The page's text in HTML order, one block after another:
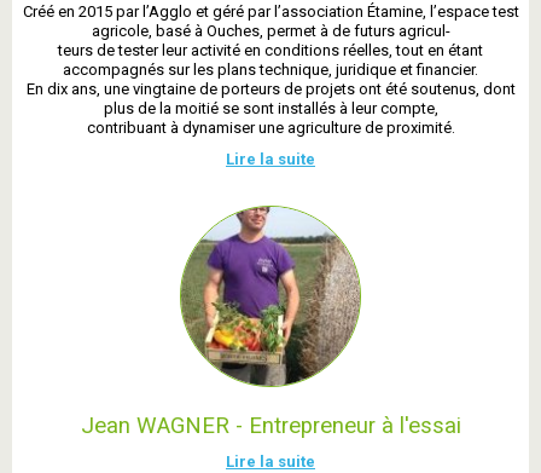
Créé en 2015 par l’Agglo et géré par l’association Étamine, l’espace test
agricole, basé à Ouches, permet à de futurs agricul-
teurs de tester leur activité en conditions réelles, tout en étant
accompagnés sur les plans technique, juridique et financier.
En dix ans, une vingtaine de porteurs de projets ont été soutenus, dont
plus de la moitié se sont installés à leur compte,
contribuant à dynamiser une agriculture de proximité.
Lire la suite
Jean WAGNER - Entrepreneur à l'essai
Lire la suite